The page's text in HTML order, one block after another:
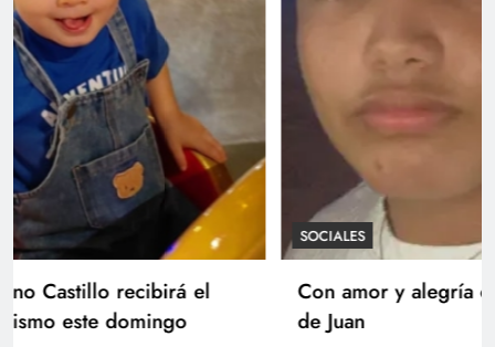
SOCIALES
Con amor y alegría celebran el cumpleaños
de Juan